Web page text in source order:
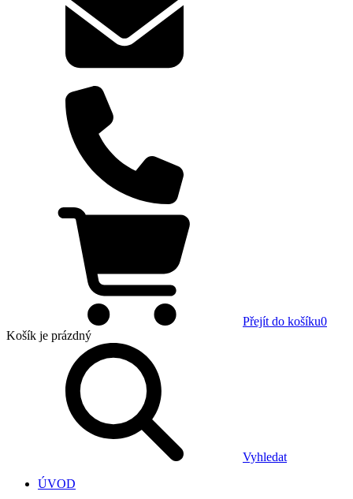
Přejít do košíku0
Košík je prázdný
Vyhledat
ÚVOD